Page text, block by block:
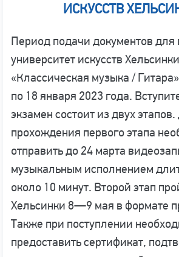
ИСКУССТВ
Период подачи документов для
университет искусств
«Классическая музыка /
по 18 января 2023 года.
экзамен состоит из двух
прохождения первого этапа
отправить до 24 марта
музыкальным исполнением
около 10 минут. Второй этап
Хельсинки 8—9 мая в формате
Также при поступлении
предоставить сертификат,